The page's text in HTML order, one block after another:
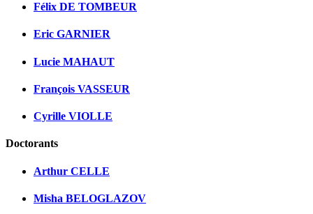
Félix DE TOMBEUR
Eric GARNIER
Lucie MAHAUT
François VASSEUR
Cyrille VIOLLE
Doctorants
Arthur CELLE
Misha BELOGLAZOV